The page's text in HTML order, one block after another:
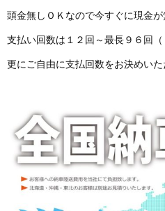
頭金無しＯＫなので今すぐに現金が
支払い回数は１２回～最長９６回（
更にご自由に支払回数をお決めいた